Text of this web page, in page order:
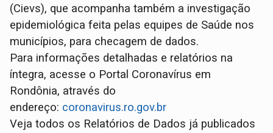
(Cievs), que acompanha também a investigação
epidemiológica feita pelas equipes de Saúde nos
municípios, para checagem de dados.
Para informações detalhadas e relatórios na
íntegra, acesse o Portal Coronavírus em
Rondônia, através do
endereço: coronavirus.ro.gov.br
Veja todos os Relatórios de Dados já publicados